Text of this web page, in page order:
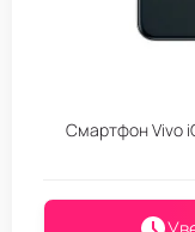
Смартфон Vivo